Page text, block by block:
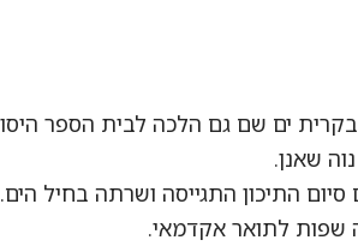
שאנן.
התיכון התגייסה ושרתה בחיל הים.
שפות לתואר אקדמאי.